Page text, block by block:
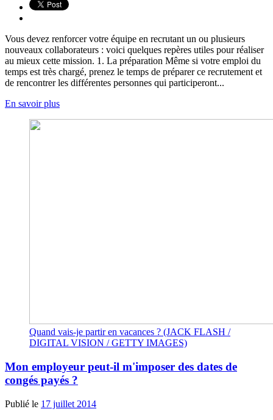
Vous devez renforcer votre équipe en recrutant un ou plusieurs
nouveaux collaborateurs : voici quelques repères utiles pour réaliser
au mieux cette mission. 1. La préparation Même si votre emploi du
temps est très chargé, prenez le temps de préparer ce recrutement et
de rencontrer les différentes personnes qui participeront...
En savoir plus
Quand vais-je partir en vacances ? (JACK FLASH /
DIGITAL VISION / GETTY IMAGES)
Mon employeur peut-il m'imposer des dates de
congés payés ?
Publié le 17 juillet 2014